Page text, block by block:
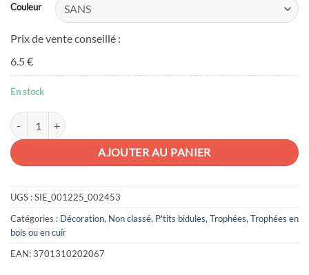
Couleur
Prix de vente conseillé :
6.5 €
En stock
quantité de Les p'tits bidules en bois Chat
AJOUTER AU PANIER
UGS :SIE_001225_002453
Catégories : Décoration, Non classé, P'tits bidules, Trophées, Trophées en
bois ou en cuir
EAN:3701310202067